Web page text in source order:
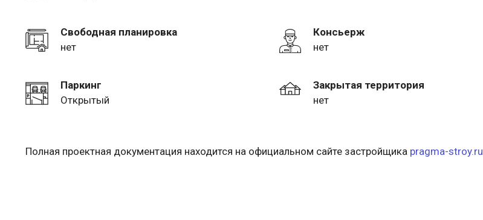
Свободная планировка
нет
Консьерж
нет
Паркинг
Открытый
Закрытая территория
нет
Полная проектная документация находится на официальном сайте застройщика pragma-stroy.ru